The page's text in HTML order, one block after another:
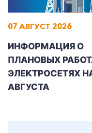
07 АВГУСТ 2026
ИНФОРМАЦИЯ О
ПЛАНОВЫХ
ЭЛЕКТРОСЕТЯХ
АВГУСТА